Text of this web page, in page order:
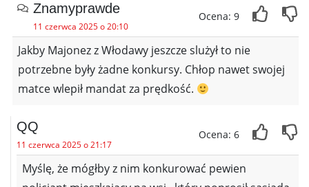
Znamyprawde
11 czerwca 2025 o 20:10
Ocena: 9
Jakby Majonez z Włodawy jeszcze slużył to nie
potrzebne były żadne konkursy. Chłop nawet swojej
matce wlepił mandat za prędkość.
QQ
11 czerwca 2025 o 21:17
Ocena: 6
Myślę, że mógłby z nim konkurować pewien